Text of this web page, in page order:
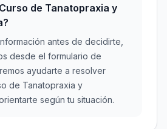
de Tanatopraxia y
antes de decidirte,
desde el formulario de
ayudarte a resolver
de Tanatopraxia y
según tu situación.